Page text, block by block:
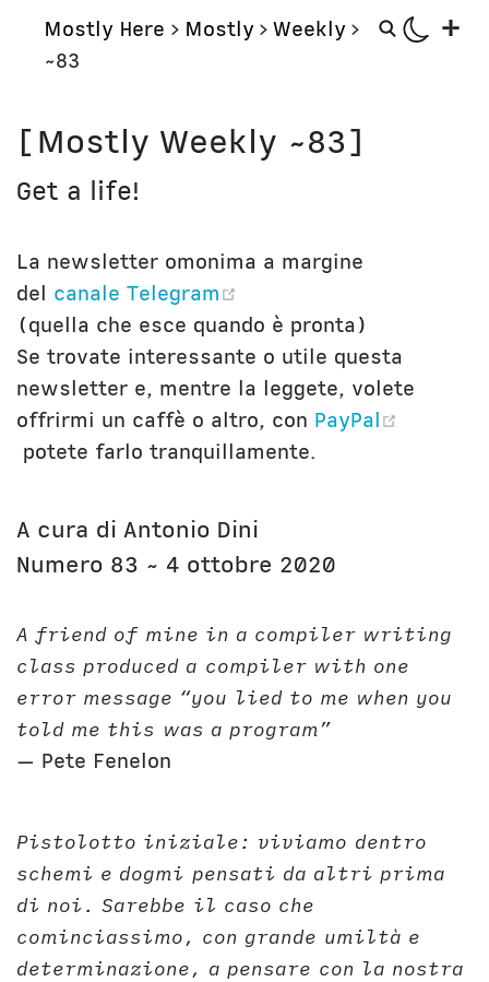
Mostly Here > Mostly > Weekly >
~83
+
Mostly
Mostly Friends
Mostly Weekly
Storie
Aerei
Libri
Il Culto della Mela
Narrazioni
Digito Ergo Sum
Domenica Internet
Nausicaa
Unicatt
Civica Scuola
In prima persona
[Mostly Weekly ~83]
Get a life!
La newsletter omonima a margine
del canale Telegram
(quella che esce quando è pronta)
Se trovate interessante o utile questa
newsletter e, mentre la leggete, volete
offrirmi un caffè o altro, con PayPal
(opens new window)
potete farlo tranquillamente.
A cura di Antonio Dini
Numero 83 ~ 4 ottobre 2020
A friend of mine in a compiler writing
class produced a compiler with one
error message “you lied to me when you
told me this was a program”
— Pete Fenelon
Pistolotto iniziale: viviamo dentro
schemi e dogmi pensati da altri prima
di noi. Sarebbe il caso che
cominciassimo, con grande umiltà e
determinazione, a pensare con la nostra